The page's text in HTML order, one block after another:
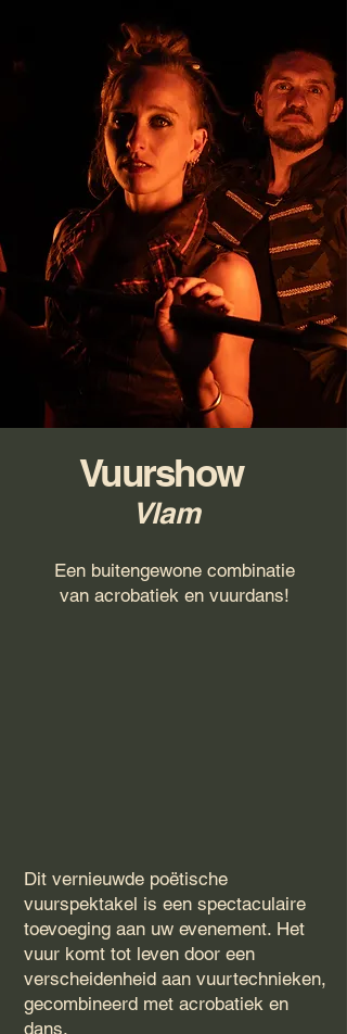
Vuurshow
Vlam
Een buitengewone combinatie
van acrobatiek en vuurdans!
Dit vernieuwde poëtische
vuurspektakel is een spectaculaire
toevoeging aan uw evenement. Het
vuur komt tot leven door een
verscheidenheid aan vuurtechnieken,
gecombineerd met acrobatiek en
dans.